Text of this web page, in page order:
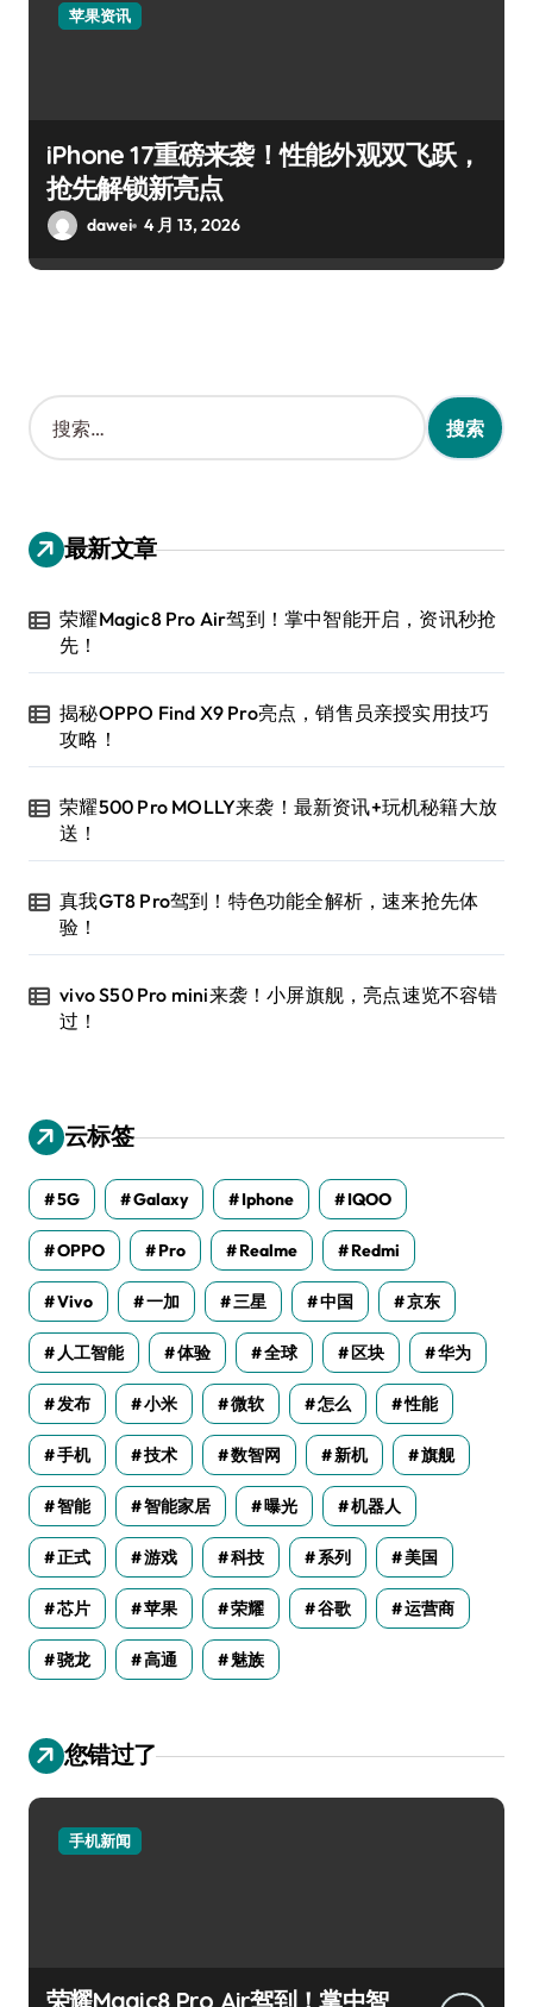
苹果资讯
iPhone 17重磅来袭！性能外观双飞跃，
抢先解锁新亮点
dawei 4 月 13, 2026
搜
索
：
最新文章
荣耀Magic8 Pro Air驾到！掌中智能开启，资讯秒抢
先！
揭秘OPPO Find X9 Pro亮点，销售员亲授实用技巧
攻略！
荣耀500 Pro MOLLY来袭！最新资讯+玩机秘籍大放
送！
真我GT8 Pro驾到！特色功能全解析，速来抢先体
验！
vivo S50 Pro mini来袭！小屏旗舰，亮点速览不容错
过！
云标签
5G Galaxy Iphone IQOO
OPPO Pro Realme Redmi
Vivo 一加 三星 中国 京东
人工智能 体验 全球 区块 华为
发布 小米 微软 怎么 性能
手机 技术 数智网 新机 旗舰
智能 智能家居 曝光 机器人
正式 游戏 科技 系列 美国
芯片 苹果 荣耀 谷歌 运营商
骁龙 高通 魅族
您错过了
手机新闻
荣耀Magic8 Pro Air驾到！掌中智